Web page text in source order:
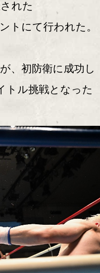
れた
トにて行われた。
、初防衛に成功し
トル挑戦となった